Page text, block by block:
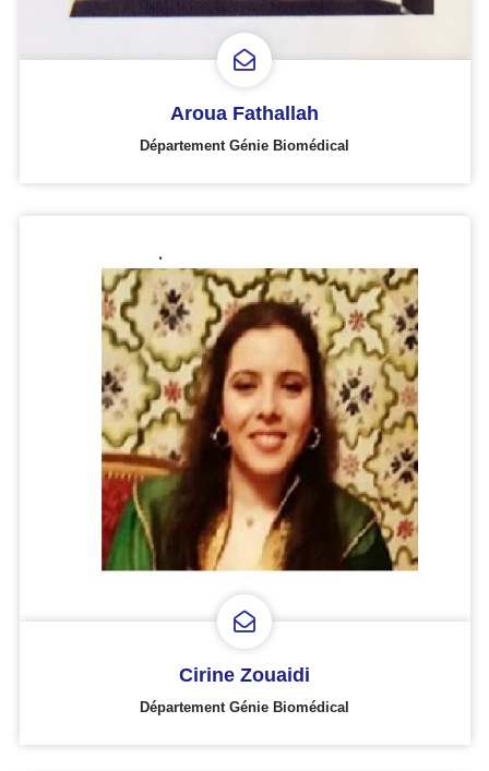
Aroua Fathallah
Département Génie Biomédical
Cirine Zouaidi
Département Génie Biomédical